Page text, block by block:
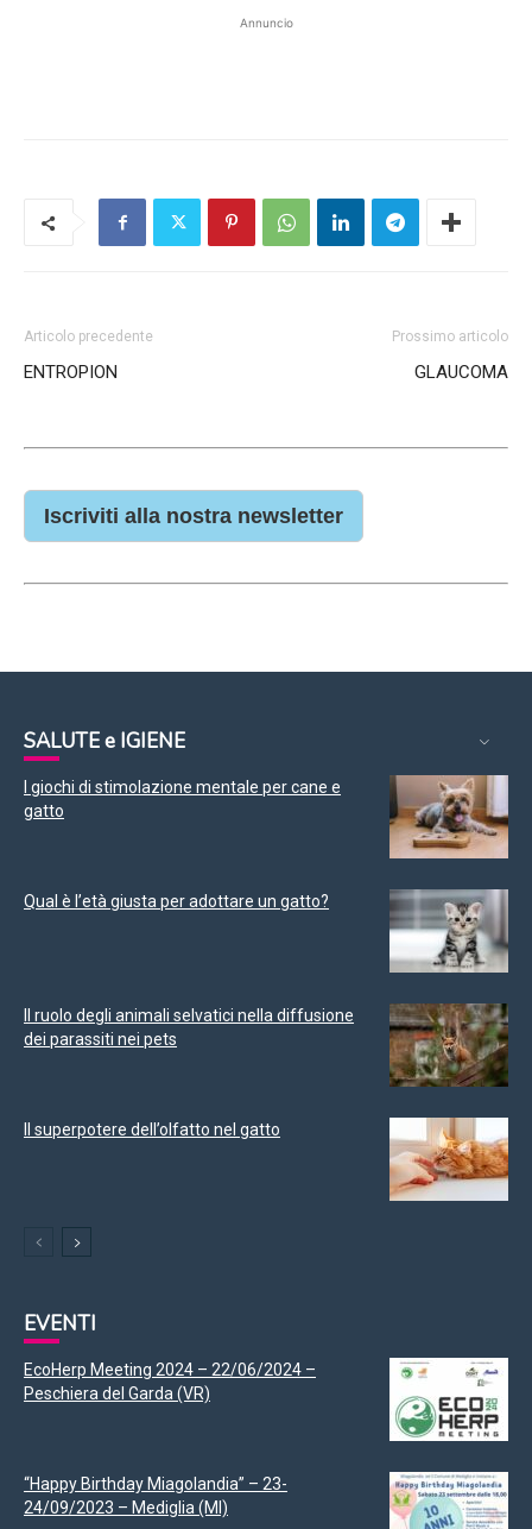
Annuncio
Articolo precedente
ENTROPION
Prossimo articolo
GLAUCOMA
Iscriviti alla nostra newsletter
SALUTE e IGIENE
I giochi di stimolazione mentale per cane e
gatto
Qual è l’età giusta per adottare un gatto?
Il ruolo degli animali selvatici nella diffusione
dei parassiti nei pets
Il superpotere dell’olfatto nel gatto
EVENTI
EcoHerp Meeting 2024 – 22/06/2024 –
Peschiera del Garda (VR)
“Happy Birthday Miagolandia” – 23-
24/09/2023 – Mediglia (MI)